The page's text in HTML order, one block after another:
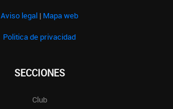
Aviso legal | Mapa web
Politica de privacidad
SECCIONES
Club